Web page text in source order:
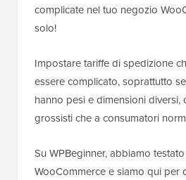
complicate nel tuo negozio
solo!
Impostare tariffe di spedizione
essere complicato, soprattutto
hanno pesi e dimensioni diversi,
grossisti che a consumatori
Su WPBeginner, abbiamo
WooCommerce e siamo qui per